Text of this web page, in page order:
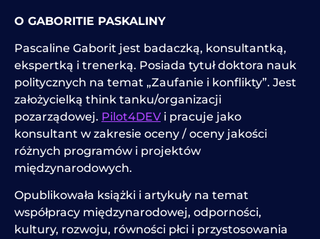
O GABORITIE PASKALINY
Pascaline Gaborit jest badaczką, konsultantką,
ekspertką i trenerką. Posiada tytuł doktora nauk
politycznych na temat „Zaufanie i konflikty”. Jest
założycielką think tanku/organizacji
pozarządowej. Pilot4DEV i pracuje jako
konsultant w zakresie oceny / oceny jakości
różnych programów i projektów
międzynarodowych.
Opublikowała książki i artykuły na temat
współpracy międzynarodowej, odporności,
kultury, rozwoju, równości płci i przystosowania